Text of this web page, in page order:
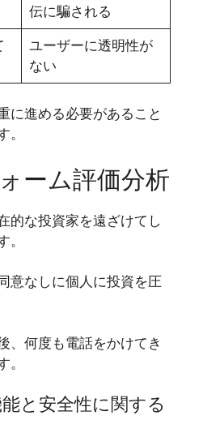
伝に騙される
ユーザーに透明性が
ない
に進める必要があること
。
ーム評価分析
的な投資家を遠ざけてし
。
意なしに個人に投資を圧
、何度も電話をかけてき
。
と安全性に関する